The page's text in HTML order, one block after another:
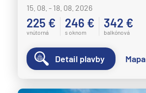
15. 08. - 18. 08. 2026
225 €
vnútorná
246 €
s oknom
342 €
balkónová
Detail plavby Mapa